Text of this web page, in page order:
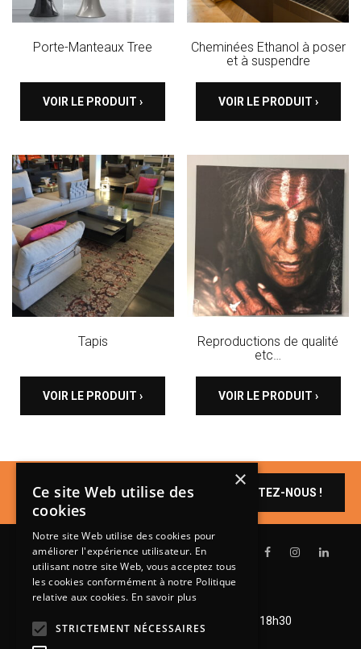
Porte-Manteaux Tree
VOIR LE PRODUIT ›
Cheminées Ethanol à poser
et à suspendre
VOIR LE PRODUIT ›
Tapis
VOIR LE PRODUIT ›
Reproductions de qualité
etc…
VOIR LE PRODUIT ›
Un produit vous
intéresse ?
CONTACTEZ-NOUS !
Lundi de 14h à 18h30
Mardi à vendredi de 9h à 12h et de 14h à 18h30
×
Ce site Web utilise des
cookies
Notre site Web utilise des cookies pour
améliorer l'expérience utilisateur. En
utilisant notre site Web, vous acceptez tous
les cookies conformément à notre Politique
relative aux cookies. En savoir plus
STRICTEMENT NÉCESSAIRES